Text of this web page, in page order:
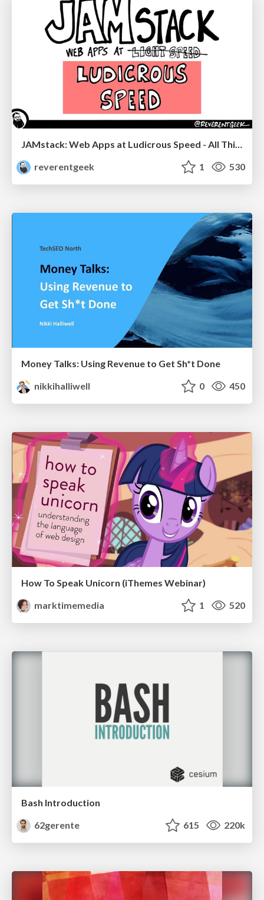
reverentgeek
1 530
Money Talks: Using Revenue to Get Sh*t Done
nikkihalliwell
0 450
How To Speak Unicorn (iThemes Webinar)
marktimemedia
1 520
Bash Introduction
62gerente
615 220k